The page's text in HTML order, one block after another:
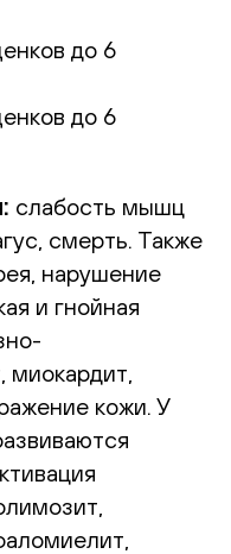
до 6
до 6
слабость мышц
смерть. Также
нарушение
и гнойная
миокардит,
кожи. У